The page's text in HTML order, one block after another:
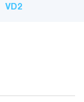
VD2